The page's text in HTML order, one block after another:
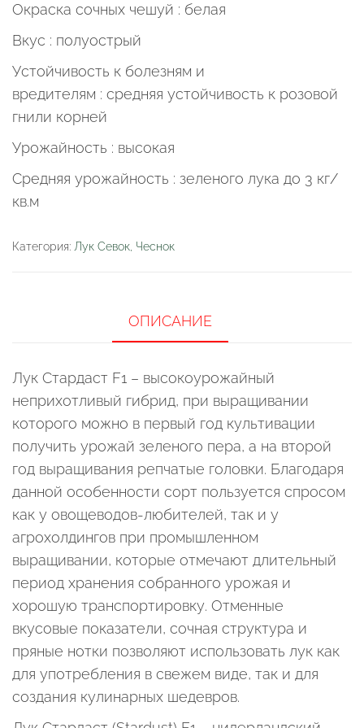
Окраска сочных чешуй : белая
Вкус : полуострый
Устойчивость к болезням и
вредителям : средняя устойчивость к розовой
гнили корней
Урожайность : высокая
Средняя урожайность : зеленого лука до 3 кг/
кв.м
Категория: Лук Севок, Чеснок
ОПИСАНИЕ
Лук Стардаст F1 – высокоурожайный
неприхотливый гибрид, при выращивании
которого можно в первый год культивации
получить урожай зеленого пера, а на второй
год выращивания репчатые головки. Благодаря
данной особенности сорт пользуется спросом
как у овощеводов-любителей, так и у
агрохолдингов при промышленном
выращивании, которые отмечают длительный
период хранения собранного урожая и
хорошую транспортировку. Отменные
вкусовые показатели, сочная структура и
пряные нотки позволяют использовать лук как
для употребления в свежем виде, так и для
создания кулинарных шедевров.